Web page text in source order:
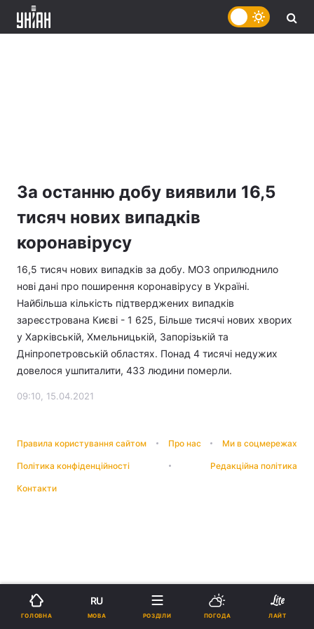
За останню добу виявили 16,5
тисяч нових випадків
коронавірусу
16,5 тисяч нових випадків за добу. МОЗ оприлюднило
нові дані про поширення коронавірусу в Україні.
Найбільша кількість підтверджених випадків
зареєстрована Києві - 1 625, Більше тисячі нових хворих
у Харківській, Хмельницькій, Запорізькій та
Дніпропетровській областях. Понад 4 тисячі недужих
довелося ушпиталити, 433 людини померли.
09:10, 15.04.2021
Правила користування сайтом Про нас Ми в соцмережах
Політика конфіденційності Редакційна політика
Контакти
ГОЛОВНА
RU
МОВА РОЗДІЛИ ПОГОДА ЛАЙТ